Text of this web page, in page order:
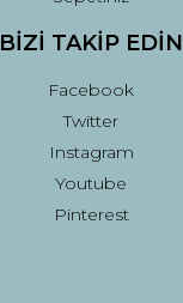
BİZİ TAKİP EDİN
Facebook
Twitter
Instagram
Youtube
Pinterest